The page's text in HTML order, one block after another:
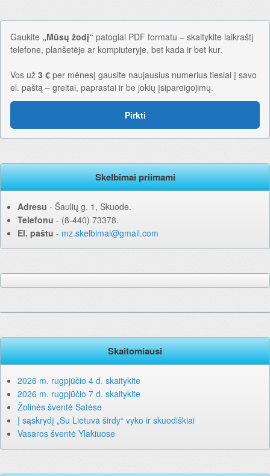
Gaukite „Mūsų žodį“ patogiai PDF formatu – skaitykite laikraštį
telefone, planšetėje ar kompiuteryje, bet kada ir bet kur.
Vos už 3 € per mėnesį gausite naujausius numerius tiesiai į savo
el. paštą – greitai, paprastai ir be jokių įsipareigojimų.
Pirkti
Skelbimai priimami
Adresu ‐ Šaulių g. 1, Skuode.
Telefonu ‐ (8-440) 73378.
El. paštu ‐ mz.skelbimai@gmail.com
Skaitomiausi
2026 m. rugpjūčio 4 d. skaitykite
2026 m. rugpjūčio 7 d. skaitykite
Žolinės šventė Šatėse
Į sąskrydį „Su Lietuva širdy“ vyko ir skuodiškiai
Vasaros šventė Ylakiuose